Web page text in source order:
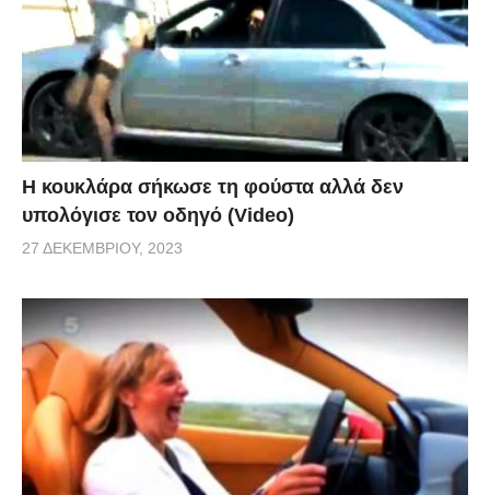
Η κουκλάρα σήκωσε τη φούστα αλλά δεν
υπολόγισε τον οδηγό (Video)
27 ΔΕΚΕΜΒΡΊΟΥ, 2023